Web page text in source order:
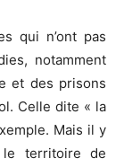
qui n’ont pas
notamment
et des prisons
Celle dite « la
Mais il y
le territoire de